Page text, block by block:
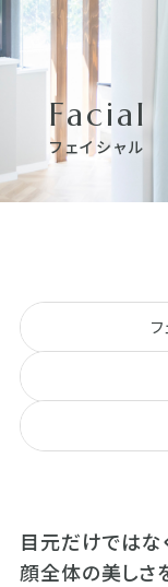
Facial
フェイシャル
目元だけではな
顔全体の美しさ